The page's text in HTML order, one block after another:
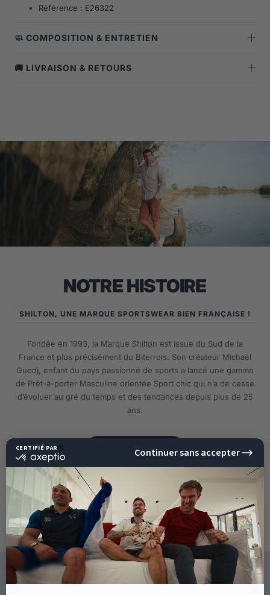
Référence : E26322
🧼 COMPOSITION & ENTRETIEN
🚚 LIVRAISON & RETOURS
NOTRE HISTOIRE
SHILTON, UNE MARQUE SPORTSWEAR BIEN FRANÇAISE !
Fondée en 1993, la Marque Shilton est issue du Sud de la
France et plus précisément du Biterrois. Son créateur Michaël
Guedj, enfant du pays passionné de sports a lancé une gamme
de Prêt-à-porter Masculine orientée Sport chic qui n’a de cesse
d’évoluer au gré du temps et des tendances depuis plus de 25
ans.
EN SAVOIR PLUS
CE QU'ILS DISENT DE NOUS
10%DE RÉDUCTION
SUR VOTRE PROCHAINE
COMMANDE !